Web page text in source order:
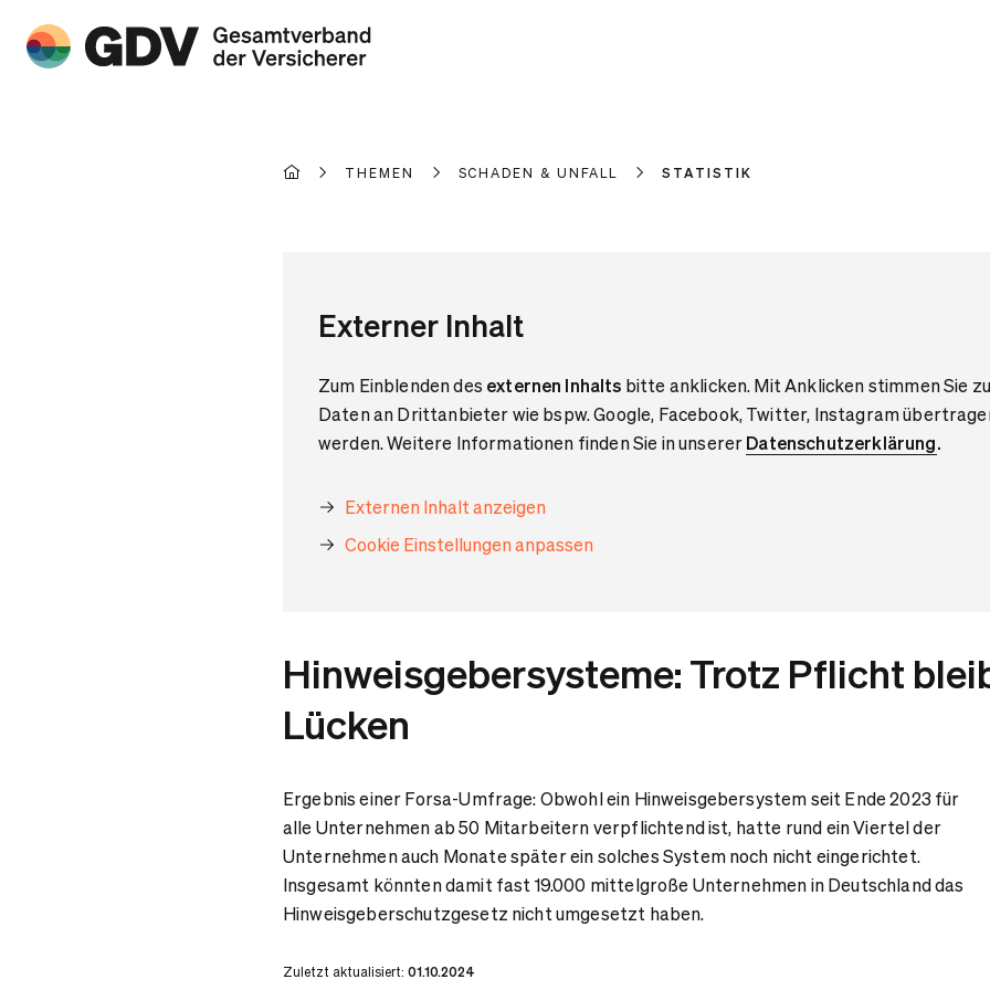
THEMEN SCHADEN & UNFALL STATISTIK
Externer Inhalt
Zum Einblenden des externen Inhalts bitte anklicken. Mit Anklicken stimmen Sie
Daten an Drittanbieter wie bspw. Google, Facebook, Twitter, Instagram
werden. Weitere Informationen finden Sie in unsererDatenschutzerklärung.
Externen Inhalt anzeigen
Cookie Einstellungen anpassen
Hinweisgebersysteme: Trotz Pflicht
Lücken
Ergebnis einer Forsa-Umfrage: Obwohl ein Hinweisgebersystem seit Ende 2023 für
alle Unternehmen ab 50 Mitarbeitern verpflichtend ist, hatte rund ein Viertel der
Unternehmen auch Monate später ein solches System noch nicht eingerichtet.
Insgesamt könnten damit fast 19.000 mittelgroße Unternehmen in Deutschland das
Hinweisgeberschutzgesetz nicht umgesetzt haben.
Zuletzt aktualisiert: 01.10.2024